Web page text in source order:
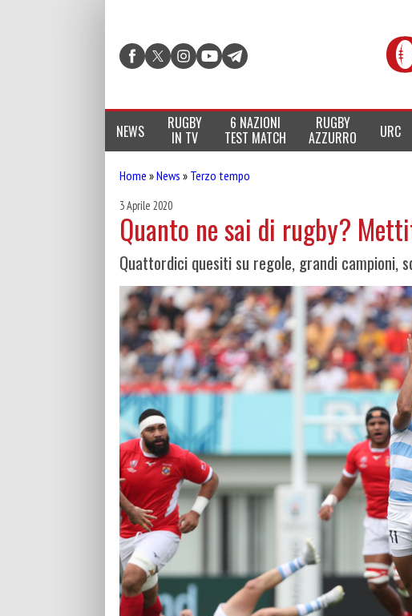
NEWS RUGBY
IN TV
6 NAZIONI
TEST MATCH
RUGBY
AZZURRO URC
Home »News » Terzo tempo
3 Aprile 2020
Quanto ne sai di rugby?
Quattordici quesiti su regole, grandi campioni,